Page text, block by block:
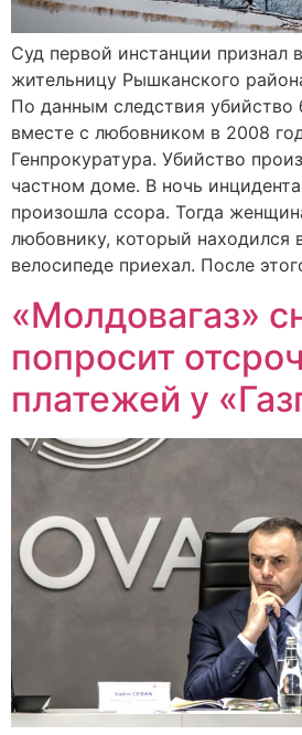
Суд первой инстанции признал
жительницу Рышканского
По данным следствия убийство
вместе с любовником в 2008
Генпрокуратура. Убийство
частном доме. В ночь
произошла ссора. Тогда
любовнику, который находился
велосипеде приехал. После
«Молдовагаз»
попросит
платежей у